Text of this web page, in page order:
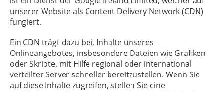
unserer Website als Content Delivery Network (CDN)
fungiert.
Ein CDN trägt dazu bei, Inhalte unseres
Onlineangebotes, insbesondere Dateien wie Grafiken
oder Skripte, mit Hilfe regional oder international
verteilter Server schneller bereitzustellen. Wenn Sie
auf diese Inhalte zugreifen, stellen Sie eine